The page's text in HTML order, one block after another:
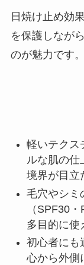
日焼け止め効
を保護しなが
のが魅力です。
軽いテクス
ルな肌の仕
境界が目立
毛穴やシミ
（SPF30
多目的に使
初心者にも
心から外側